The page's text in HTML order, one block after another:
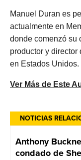
NOTICIAS
Anthony
condado de
Manuel Duran es
actualmente en
donde comenzó su
productor y
en Estados Unidos.
Ver Más de Este